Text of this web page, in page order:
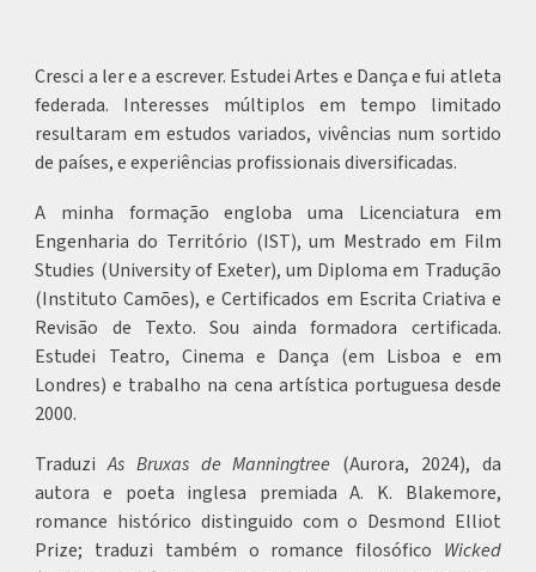
Cresci a ler e a escrever. Estudei Artes e Dança e fui atleta
federada. Interesses múltiplos em tempo limitado
resultaram em estudos variados, vivências num sortido
de países, e experiências profissionais diversificadas.
A minha formação engloba uma Licenciatura em
Engenharia do Território (IST), um Mestrado em Film
Studies (University of Exeter), um Diploma em Tradução
(Instituto Camões), e Certificados em Escrita Criativa e
Revisão de Texto. Sou ainda formadora certificada.
Estudei Teatro, Cinema e Dança (em Lisboa e em
Londres) e trabalho na cena artística portuguesa desde
2000.
TraduziAs Bruxas de Manningtree (Aurora, 2024), da
autora e poeta inglesa premiada A. K. Blakemore,
romance histórico distinguido com o Desmond Elliot
Prize; traduzi também o romance filosófico Wicked